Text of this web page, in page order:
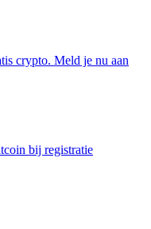
crypto. Meld je nu aan
bij registratie